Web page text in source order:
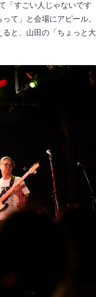
「すごい人じゃないです
て」と会場にアピール。
と、山田の「ちょっと大